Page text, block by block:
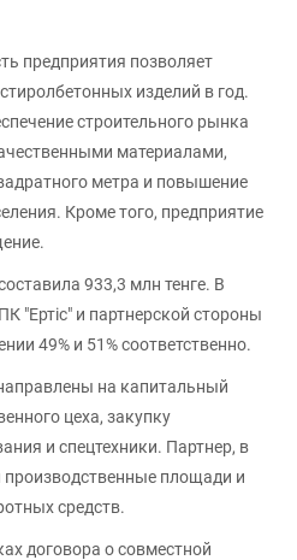
предприятия позволяет
изделий в год.
строительного рынка
материалами,
метра и повышение
Кроме того, предприятие
933,3 млн тенге. В
"Ертіс" и партнерской стороны
49% и 51% соответственно.
на капитальный
цеха, закупку
и спецтехники. Партнер, в
производственные площади и
средств.
договора о совместной